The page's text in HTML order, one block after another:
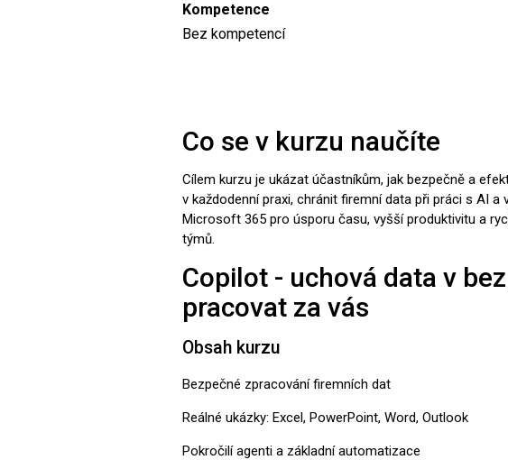
Kompetence
Bez kompetencí
Co se v kurzu naučíte
Cílem kurzu je ukázat účastníkům, jak bezpečně a
v každodenní praxi, chránit firemní data při práci s AI
Microsoft 365 pro úsporu času, vyšší produktivitu a
týmů.
Copilot - uchová data v
pracovat za vás
Obsah kurzu
Bezpečné zpracování firemních dat
Reálné ukázky: Excel, PowerPoint, Word, Outlook
Pokročilí agenti a základní automatizace